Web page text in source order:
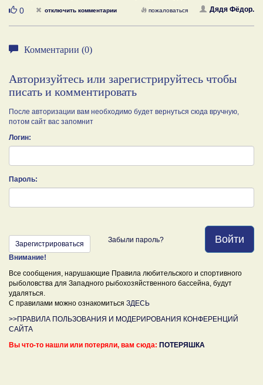
Нравится
0 отключить комментарии Дядя Фёдор.
пожаловаться
Комментарии (0)
Авторизуйтесь или зарегистрируйтесь чтобы
писать и комментировать
После авторизации вам необходимо будет вернуться сюда вручную,
потом сайт вас запомнит
Логин:
Пароль:
Войти
Зарегистрироваться Забыли пароль?
Внимание!
Все сообщения, нарушающие Правила любительского и спортивного
рыболовства для Западного рыбохозяйственного бассейна, будут
удаляться.
С правилами можно ознакомиться ЗДЕСЬ
>>ПРАВИЛА ПОЛЬЗОВАНИЯ И МОДЕРИРОВАНИЯ КОНФЕРЕНЦИЙ
САЙТА
Вы что-то нашли или потеряли, вам сюда: ПОТЕРЯШКА